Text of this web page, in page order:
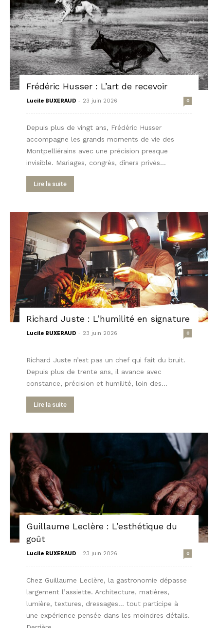
Frédéric Husser : L’art de recevoir
Lucile BUXERAUD - 23 juin 2026 0
Depuis plus de vingt ans, Frédéric Husser
accompagne les grands moments de vie des
Montpelliérains avec une précision presque
invisible. Mariages, congrès, dîners privés...
Lire la suite
Richard Juste : L’humilité en signature
Lucile BUXERAUD - 23 juin 2026 0
Richard Juste n’est pas un chef qui fait du bruit.
Depuis plus de trente ans, il avance avec
constance, précision et humilité, loin des...
Lire la suite
Guillaume Leclère : L’esthétique du
goût
Lucile BUXERAUD - 23 juin 2026 0
Chez Guillaume Leclère, la gastronomie dépasse
largement l’assiette. Architecture, matières,
lumière, textures, dressages… tout participe à
une expérience pensée dans les moindres détails.